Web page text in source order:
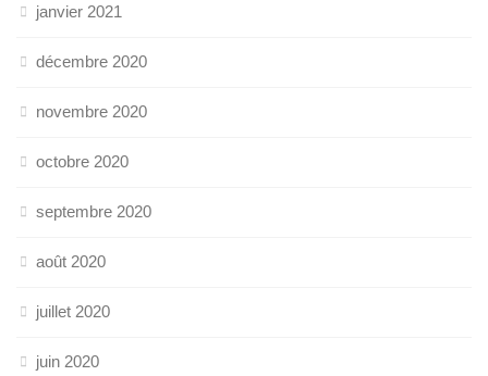
janvier 2021
décembre 2020
novembre 2020
octobre 2020
septembre 2020
août 2020
juillet 2020
juin 2020